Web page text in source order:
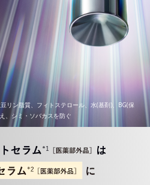
リン脂質、フィトステロール、水(基剤)、BG(保
、シミ・ソバカスを防ぐ